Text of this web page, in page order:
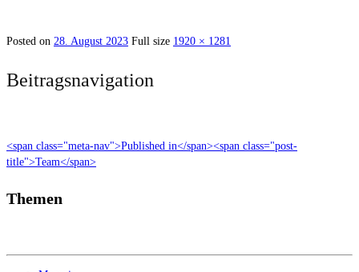
Posted on 28. August 2023 Full size 1920 × 1281
Beitragsnavigation
<span class="meta-nav">Published in</span><span class="post-
title">Team</span>
Themen